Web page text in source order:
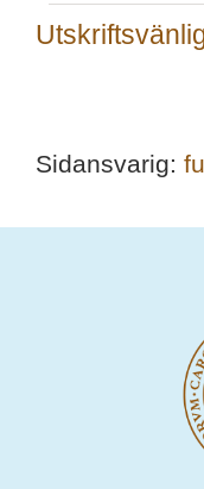
Sidansvarig: